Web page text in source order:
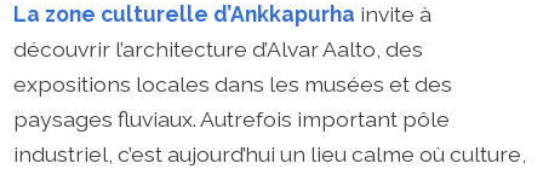
La zone culturelle d’Ankkapurha invite à
découvrir l’architecture d’Alvar Aalto, des
expositions locales dans les musées et des
paysages fluviaux. Autrefois important pôle
industriel, c’est aujourd’hui un lieu calme où culture,